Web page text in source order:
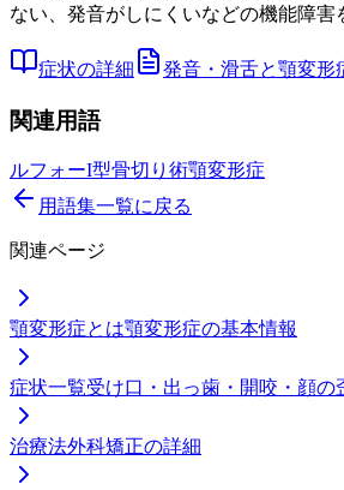
ない、発音がしにくいなどの機能障害
症状の詳細 発音・滑舌と顎変形
関連用語
ルフォーI型骨切り術顎変形症
用語集一覧に戻る
関連ページ
顎変形症とは顎変形症の基本情報
症状一覧受け口・出っ歯・開咬・顔の
治療法外科矯正の詳細